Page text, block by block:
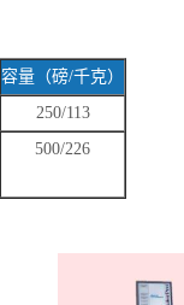
容量（磅/千克）
250/113
500/226